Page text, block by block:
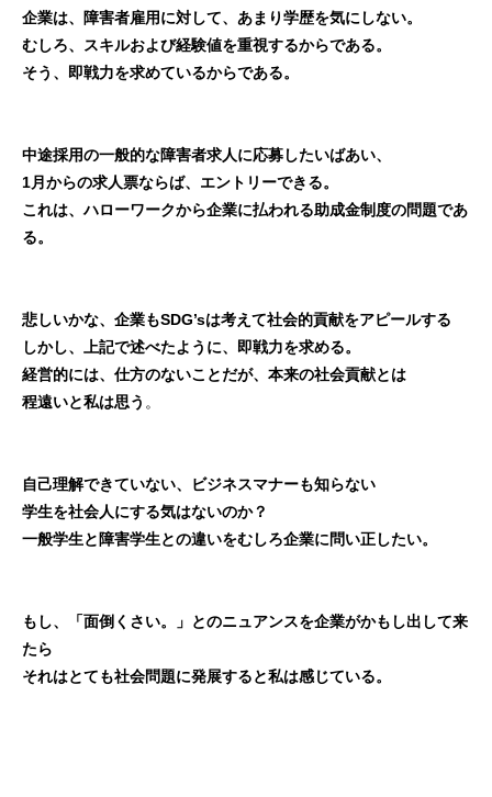
企業は、障害者雇用に対して、あまり学歴を気にしない。
むしろ、スキルおよび経験値を重視するからである。
そう、即戦力を求めているからである。
中途採用の一般的な障害者求人に応募したいばあい、
1月からの求人票ならば、エントリーできる。
これは、ハローワークから企業に払われる助成金制度の問題であ
る。
悲しいかな、企業もSDG’sは考えて社会的貢献をアピールする
しかし、上記で述べたように、即戦力を求める。
経営的には、仕方のないことだが、本来の社会貢献とは
程遠いと私は思う 。
自己理解できていない、ビジネスマナーも知らない
学生を社会人にする気はないのか？
一般学生と障害学生との違いをむしろ企業に問い正したい。
もし、「面倒くさい。」とのニュアンスを企業がかもし出して来
たら
それはとても社会問題に発展すると私は感じている。